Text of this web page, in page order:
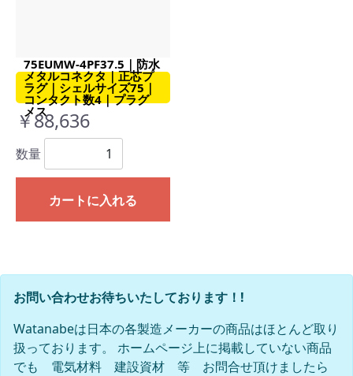
75EUMW-4PF37.5｜防水
メタルコネクタ｜正芯プ
ラグ｜シェルサイズ75｜
コンタクト数4｜プラグ
メス
￥88,636
数量
カートに入れる
お問い合わせお待ちいたしております！!
Watanabeは日本の各製造メーカーの商品はほとんど取り
扱っております。 ホームページ上に掲載していない商品
でも 電気材料 建設資材 等 お問合せ頂けましたら